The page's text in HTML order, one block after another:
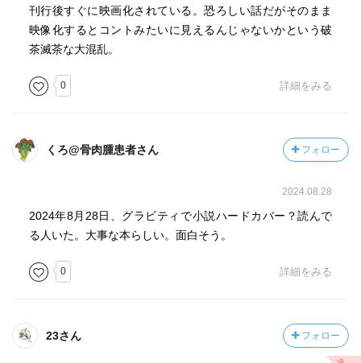
刊行後すぐに映画化されている。恐ろしい話だがそのまま
映像化するとコントみたいに見えるんじゃないかという破
茶滅茶な大混乱。
0 詳細をみる
くろ@骨肉腫患者さん フォロー
2024.08.28
2024年8月28日、グラビティで小説ハードカバー？読んで
る人いた。大事な本らしい。面白そう。
0 詳細をみる
23さん フォロー